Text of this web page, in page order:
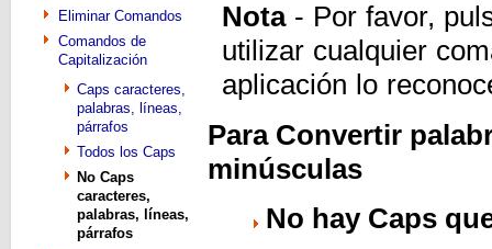
Eliminar Comandos
Comandos de
Capitalización
Caps caracteres,
palabras, líneas,
párrafos
Todos los Caps
No Caps
caracteres,
palabras, líneas,
párrafos
Nota- Por favor,
utilizar cualquier
aplicación lo
Para Convertir
minúsculas
No hay Caps